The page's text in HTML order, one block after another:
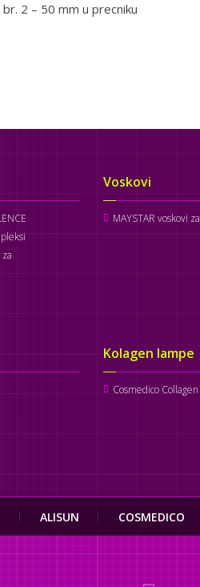
2 – 50 mm u precniku
Voskovi
MAYSTAR voskovi
Kolagen lampe
Cosmedico Collagen
ALISUN COSMEDICO